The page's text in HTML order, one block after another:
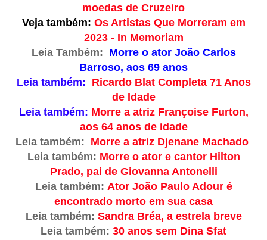
moedas de Cruzeiro
Veja também: Os Artistas Que Morreram em
2023 - In Memoriam
Leia Também: Morre o ator João Carlos
Barroso, aos 69 anos
Leia também: Ricardo Blat Completa 71 Anos
de Idade
Leia também: Morre a atriz Françoise Furton,
aos 64 anos de idade
Leia também: Morre a atriz Djenane Machado
Leia também: Morre o ator e cantor Hilton
Prado, pai de Giovanna Antonelli
Leia também: Ator João Paulo Adour é
encontrado morto em sua casa
Leia também: Sandra Bréa, a estrela breve
Leia também: 30 anos sem Dina Sfat